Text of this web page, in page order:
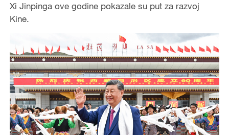
Xi Jinpinga ove godine pokazale su put za razvoj
Kine.